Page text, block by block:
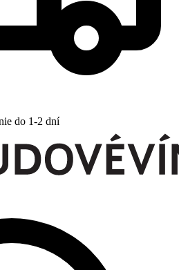
do 1-2 dní